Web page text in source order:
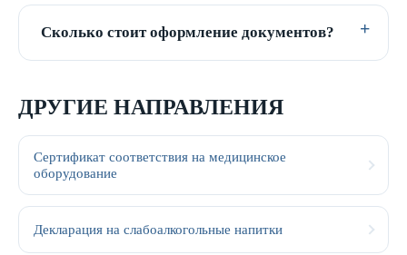
Сколько стоит оформление документов?
ДРУГИЕ НАПРАВЛЕНИЯ
Сертификат соответствия на медицинское
оборудование
Декларация на слабоалкогольные напитки